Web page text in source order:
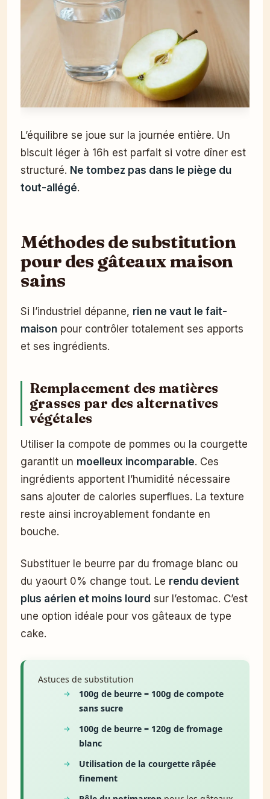
L’équilibre se joue sur la journée entière. Un
biscuit léger à 16h est parfait si votre dîner est
structuré. Ne tombez pas dans le piège du
tout-allégé.
Méthodes de substitution
pour des gâteaux maison
sains
Si l’industriel dépanne, rien ne vaut le fait-
maison pour contrôler totalement ses apports
et ses ingrédients.
Remplacement des matières
grasses par des alternatives
végétales
Utiliser la compote de pommes ou la courgette
garantit un moelleux incomparable. Ces
ingrédients apportent l’humidité nécessaire
sans ajouter de calories superflues. La texture
reste ainsi incroyablement fondante en
bouche.
Substituer le beurre par du fromage blanc ou
du yaourt 0% change tout. Le rendu devient
plus aérien et moins lourd sur l’estomac. C’est
une option idéale pour vos gâteaux de type
cake.
Astuces de substitution
100g de beurre = 100g de compote
sans sucre
100g de beurre = 120g de fromage
blanc
Utilisation de la courgette râpée
finement